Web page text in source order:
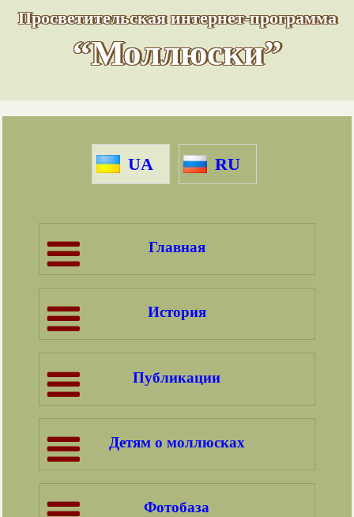
Просветительская интернет-программа
“Моллюски”
UA RU
Главная
История
Публикации
Детям о моллюсках
Фотобаза